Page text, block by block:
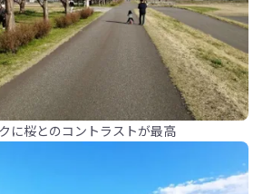
に桜とのコントラストが最高